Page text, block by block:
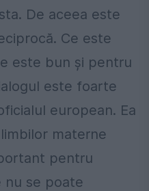
De aceea este
Ce este
este bun şi pentru
este foarte
european. Ea
materne
pentru
nu se poate